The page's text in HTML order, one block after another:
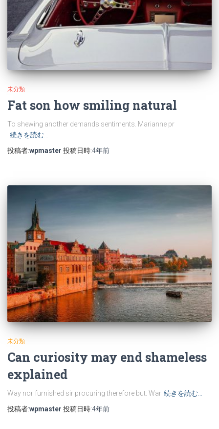
未分類
Fat son how smiling natural
To shewing another demands sentiments. Marianne pr
続きを読む…
投稿者:wpmaster 投稿日時:4年前
未分類
Can curiosity may end shameless
explained
Way nor furnished sir procuring therefore but. War 続きを読む…
投稿者:wpmaster 投稿日時:4年前